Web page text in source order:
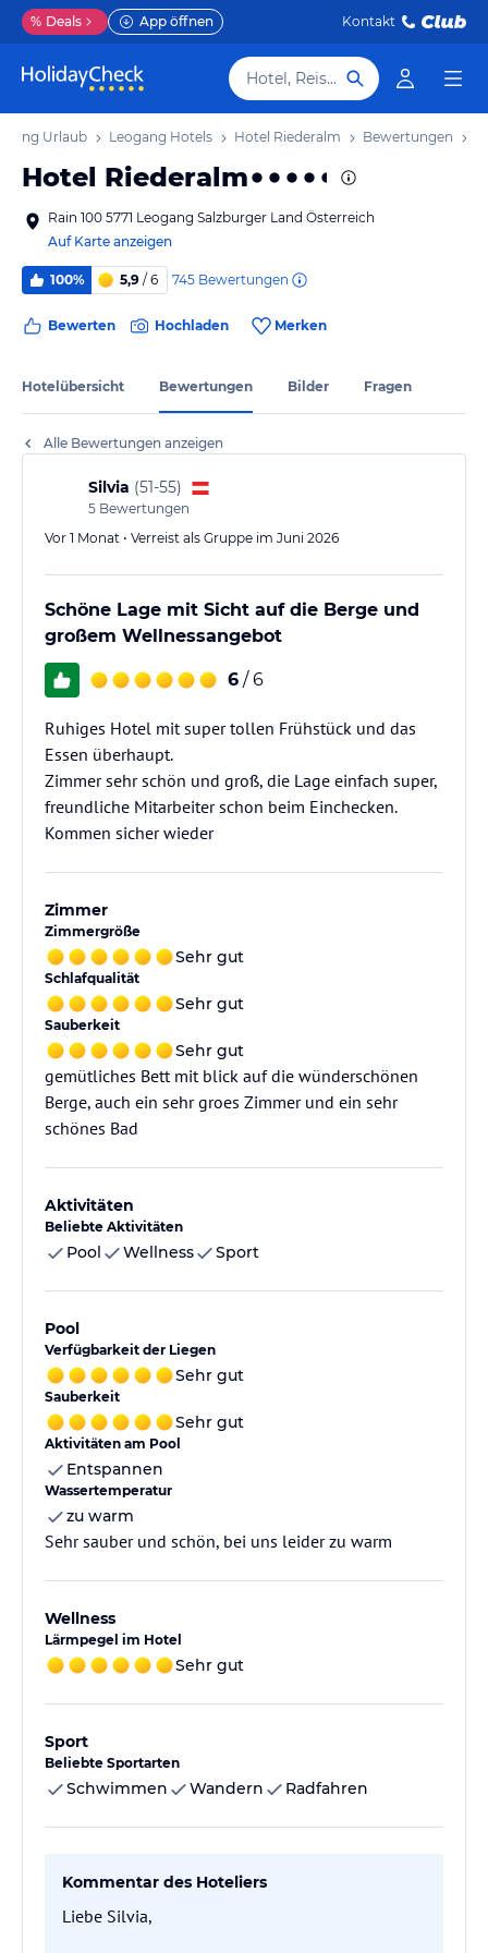
% Deals App öffnen Kontakt
Hotel, Reiseziel
Urlaub Leogang Hotels Hotel Riederalm Bewertungen
Hotel Riederalm
Rain 100 5771 Leogang Salzburger Land Österreich
Auf Karte anzeigen
100% 5,9 / 6 745 Bewertungen
Bewerten Hochladen Merken
Hotelübersicht Bewertungen Bilder Fragen
Alle Bewertungen anzeigen
Silvia (51-55)
5 Bewertungen
Vor 1 Monat • Verreist als Gruppe im Juni 2026
Schöne Lage mit Sicht auf die Berge und
großem Wellnessangebot
6 / 6
Ruhiges Hotel mit super tollen Frühstück und das
Essen überhaupt.
Zimmer sehr schön und groß, die Lage einfach super,
freundliche Mitarbeiter schon beim Einchecken.
Kommen sicher wieder
Zimmer
Zimmergröße
Sehr gut
Schlafqualität
Sehr gut
Sauberkeit
Sehr gut
gemütliches Bett mit blick auf die wünderschönen
Berge, auch ein sehr groes Zimmer und ein sehr
schönes Bad
Aktivitäten
Beliebte Aktivitäten
Pool Wellness Sport
Pool
Verfügbarkeit der Liegen
Sehr gut
Sauberkeit
Sehr gut
Aktivitäten am Pool
Entspannen
Wassertemperatur
zu warm
Sehr sauber und schön, bei uns leider zu warm
Wellness
Lärmpegel im Hotel
Sehr gut
Sport
Beliebte Sportarten
Schwimmen Wandern Radfahren
Kommentar des Hoteliers
Liebe Silvia,